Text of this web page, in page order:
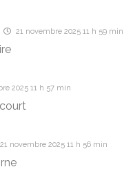
21 novembre 2025 11 h 59 min
2025 11 h 57 min
21 novembre 2025 11 h 56 min